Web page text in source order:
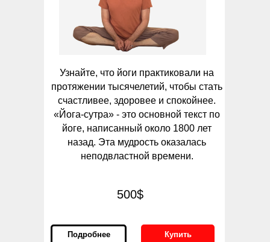
Узнайте, что йоги практиковали на
протяжении тысячелетий, чтобы стать
счастливее, здоровее и спокойнее.
«Йога-сутра» - это основной текст по
йоге, написанный около 1800 лет
назад. Эта мудрость оказалась
неподвластной времени.
500$
Подробнее Купить